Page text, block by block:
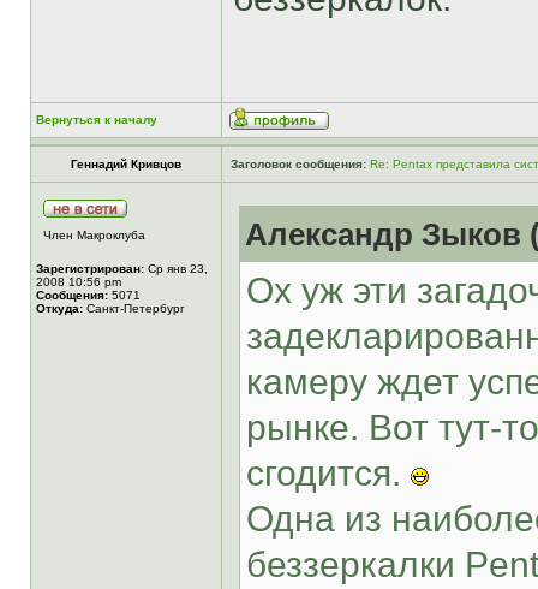
Вернуться к началу
Геннадий Кривцов Заголовок сообщения: Re: Pentax представила
Член Макроклуба
Зарегистрирован: Ср янв 23,
2008 10:56 pm
Сообщения: 5071
Откуда: Санкт-Петербург
Александр Зыков
Ох уж эти
камеру ждет
рынке. Вот тут-
сгодится.
Одна из
беззеркалки